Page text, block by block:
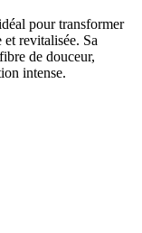
pour transformer
revitalisée. Sa
de douceur,
intense.